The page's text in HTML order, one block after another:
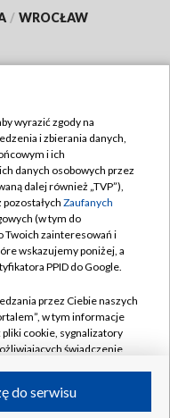
/ WROCŁAW
wyrazić zgody na
i zbierania danych,
i ich
danych osobowych przez
dalej również „TVP”),
pozostałych Zaufanych
(w tym do
Twoich zainteresowań i
wskazujemy poniżej, a
PPID do Google.
przez Ciebie naszych
w tym informacje
cookie, sygnalizatory
świadczenie
do serwisu